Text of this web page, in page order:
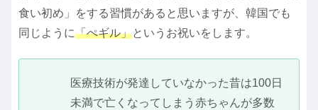
食い初め」をする習慣があると思いますが、韓国でも
同じように「ぺギル」というお祝いをします。
医療技術が発達していなかった昔は100日
未満で亡くなってしまう赤ちゃんが多数